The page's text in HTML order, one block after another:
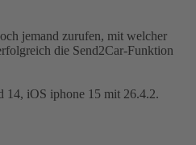
jemand zurufen, mit welcher
die Send2Car-Funktion
14, iOS iphone 15 mit 26.4.2.